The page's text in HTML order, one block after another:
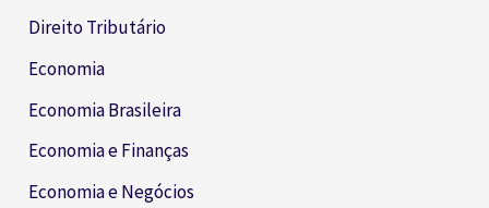
Direito Tributário
Economia
Economia Brasileira
Economia e Finanças
Economia e Negócios